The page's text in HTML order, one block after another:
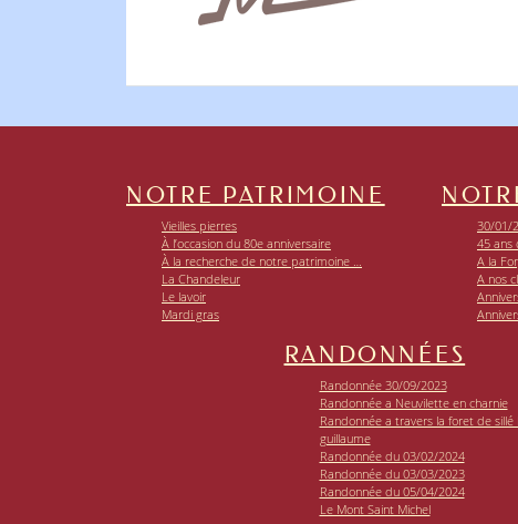
NOTRE PATRIMOINE
Vieilles pierres
À l’occasion du 80e anniversaire
À la recherche de notre patrimoine …
La Chandeleur
Le lavoir
Mardi gras
30/01/
45 ans
A la
A nos
RANDONNÉES
Randonnée 30/09/2023
Randonnée a Neuvilette en charnie
Randonnée a travers la foret de sillé
guillaume
Randonnée du 03/02/2024
Randonnée du 03/03/2023
Randonnée du 05/04/2024
Le Mont Saint Michel